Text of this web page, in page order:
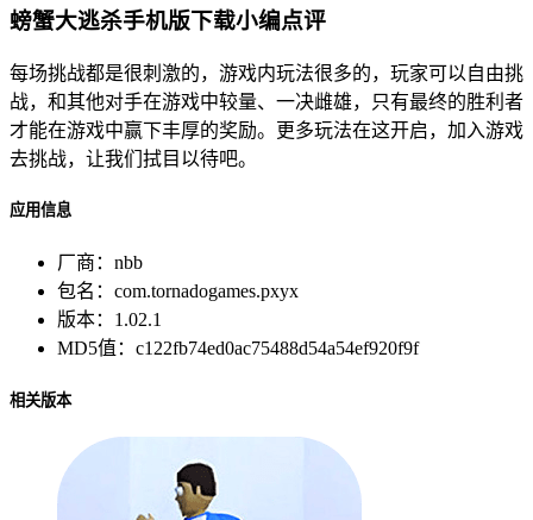
螃蟹大逃杀手机版下载小编点评
每场挑战都是很刺激的，游戏内玩法很多的，玩家可以自由挑
战，和其他对手在游戏中较量、一决雌雄，只有最终的胜利者
才能在游戏中赢下丰厚的奖励。更多玩法在这开启，加入游戏
去挑战，让我们拭目以待吧。
应用信息
厂商： nbb
包名： com.tornadogames.pxyx
版本： 1.02.1
MD5值： c122fb74ed0ac75488d54a54ef920f9f
相关版本